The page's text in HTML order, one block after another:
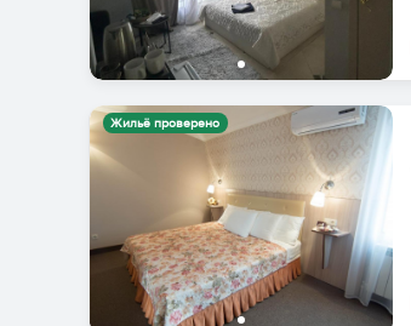
Жильё проверено